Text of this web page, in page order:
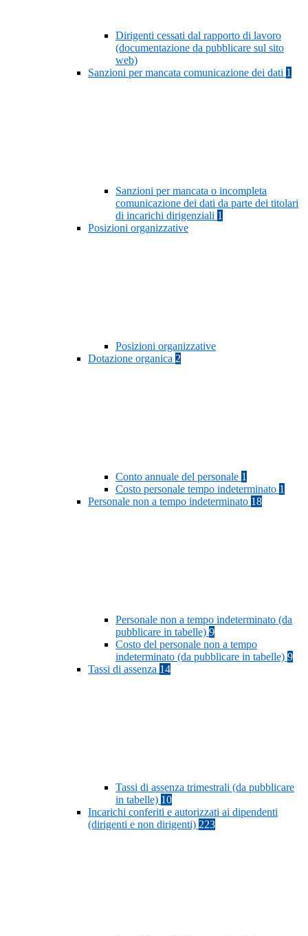
Dirigenti cessati dal rapporto di lavoro
(documentazione da pubblicare sul sito
web)
Sanzioni per mancata comunicazione dei dati 1
Sanzioni per mancata o incompleta
comunicazione dei dati da parte dei titolari
di incarichi dirigenziali 1
Posizioni organizzative
Posizioni organizzative
Dotazione organica 2
Conto annuale del personale 1
Costo personale tempo indeterminato 1
Personale non a tempo indeterminato 18
Personale non a tempo indeterminato (da
pubblicare in tabelle) 9
Costo del personale non a tempo
indeterminato (da pubblicare in tabelle) 9
Tassi di assenza 14
Tassi di assenza trimestrali (da pubblicare
in tabelle) 10
Incarichi conferiti e autorizzati ai dipendenti
(dirigenti e non dirigenti) 223